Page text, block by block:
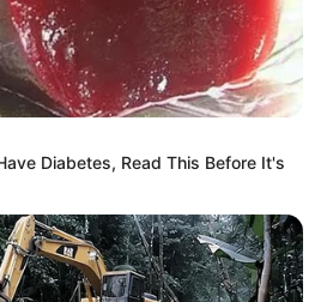
Diabetes, Read This Before It's